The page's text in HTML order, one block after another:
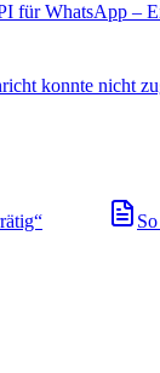
für WhatsApp –
konnte nicht